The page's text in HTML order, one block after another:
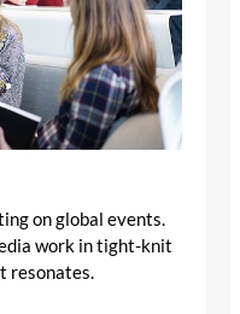
on global events.
work in tight-knit
resonates.